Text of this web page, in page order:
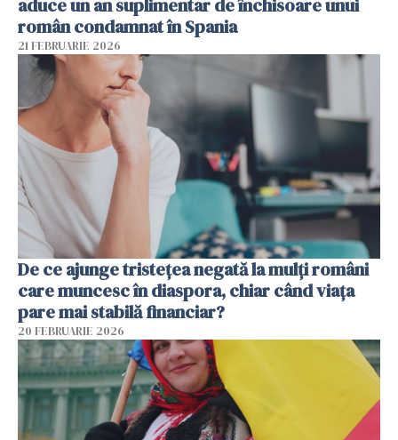
aduce un an suplimentar de închisoare unui
român condamnat în Spania
21 FEBRUARIE 2026
De ce ajunge tristețea negată la mulți români
care muncesc în diaspora, chiar când viața
pare mai stabilă financiar?
20 FEBRUARIE 2026